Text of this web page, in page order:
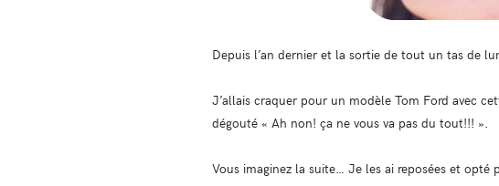
Depuis l’an dernier et la sortie de tout un tas de
J’allais craquer pour un modèle Tom Ford avec
dégouté « Ah non! ça ne vous va pas du tout!!! ».
Vous imaginez la suite… Je les ai reposées et